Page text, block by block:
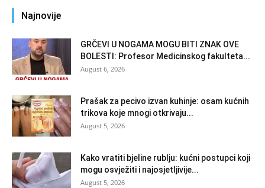
Najnovije
GRČEVI U NOGAMA MOGU BITI ZNAK OVE
BOLESTI: Profesor Medicinskog fakulteta...
August 6, 2026
Prašak za pecivo izvan kuhinje: osam kućnih
trikova koje mnogi otkrivaju...
August 5, 2026
Kako vratiti bjeline rublju: kućni postupci koji
mogu osvježiti i najosjetljivije...
August 5, 2026